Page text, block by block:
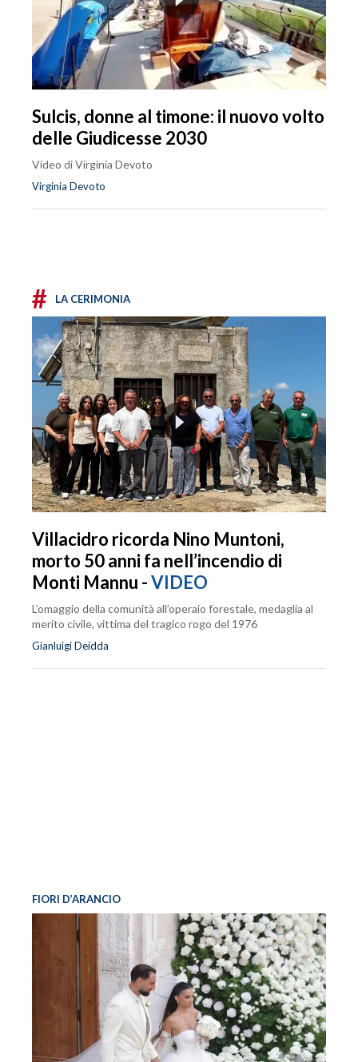
Sulcis, donne al timone: il nuovo volto
delle Giudicesse 2030
Video di Virginia Devoto
Virginia Devoto
# LA CERIMONIA
Villacidro ricorda Nino Muntoni,
morto 50 anni fa nell’incendio di
Monti Mannu -VIDEO
L’omaggio della comunità all’operaio forestale, medaglia al
merito civile, vittima del tragico rogo del 1976
Gianluigi Deidda
FIORI D’ARANCIO